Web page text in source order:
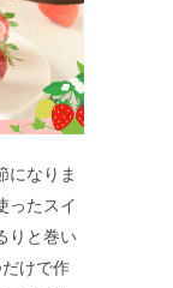
になりま
ったスイ
りと巻い
けで作